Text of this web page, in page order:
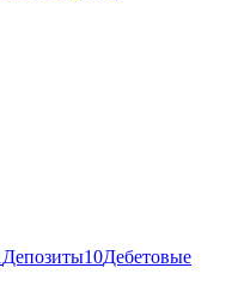
Депозиты10Дебетовые